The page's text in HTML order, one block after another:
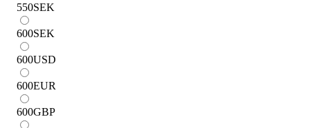
550SEK
600SEK
600USD
600EUR
600GBP